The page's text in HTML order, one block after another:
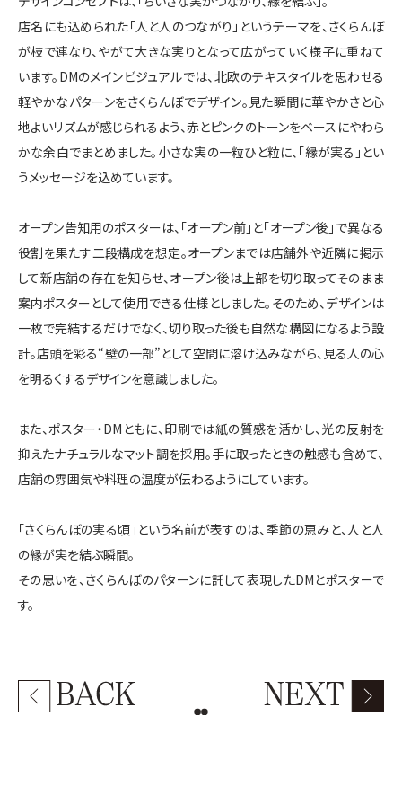
店名にも込められた「人と人のつながり」というテーマを、さくらんぼ
が枝で連なり、やがて大きな実りとなって広がっていく様子に重ねて
います。DMのメインビジュアルでは、北欧のテキスタイルを思わせる
軽やかなパターンをさくらんぼでデザイン。見た瞬間に華やかさと心
地よいリズムが感じられるよう、赤とピンクのトーンをベースにやわら
かな余白でまとめました。小さな実の一粒ひと粒に、「縁が実る」とい
うメッセージを込めています。
オープン告知用のポスターは、「オープン前」と「オープン後」で異なる
役割を果たす二段構成を想定。オープンまでは店舗外や近隣に掲示
して新店舗の存在を知らせ、オープン後は上部を切り取ってそのまま
案内ポスターとして使用できる仕様としました。そのため、デザインは
一枚で完結するだけでなく、切り取った後も自然な構図になるよう設
計。店頭を彩る“壁の一部”として空間に溶け込みながら、見る人の心
を明るくするデザインを意識しました。
また、ポスター・DMともに、印刷では紙の質感を活かし、光の反射を
抑えたナチュラルなマット調を採用。手に取ったときの触感も含めて、
店舗の雰囲気や料理の温度が伝わるようにしています。
「さくらんぼの実る頃」という名前が表すのは、季節の恵みと、人と人
の縁が実を結ぶ瞬間。
その思いを、さくらんぼのパターンに託して表現したDMとポスターで
す。